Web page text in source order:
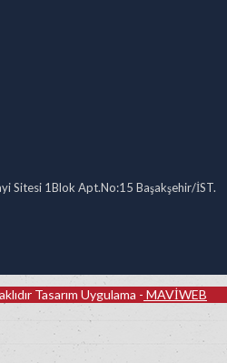
Sitesi 1Blok Apt.No:15 Başakşehir/İST.
Tasarım Uygulama - MAVİWEB